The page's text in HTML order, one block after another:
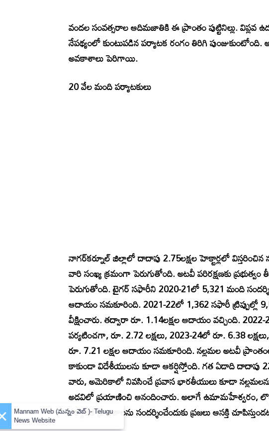
వందల సంవత్సరాల ఆదిమజాతికి ఈ ప్రాంతం పుట్టినిల్లు.
నేపథ్యంలో కుంటుపడిన పర్యాటక రంగం తిరిగి
అవకాశాలు పెరిగాయి.
20 వేల మంది పర్యాటకులు
నాగర్‌కర్నూల్‌ జిల్లాలో దాదాపు 2.75లక్షల హెక్టార్లలో విస్తరించిన
వారి సంఖ్య క్రమంగా పెరుగుతోంది. అటవీ పరిరక్షణకు ప్రభుత్వం
పెరుగుతోంది. టైగర్‌ సఫారీని 2020-21లో 5,321 మంది
ఆదాయం సమకూరింది. 2021-22లో 1,362 సఫారీ ట్రిప్పుల్లో
వీక్షించారు. తద్వారా రూ. 1.14లక్షల ఆదాయం వచ్చింది.
పర్యటించగా, రూ. 2.72 లక్షలు, 2023-24లో రూ. 6.38
రూ. 7.21 లక్షల ఆదాయం సమకూరింది. నల్లమల అటవీ
కాకుండా విదేశీయులను కూడా ఆకర్షిస్తోంది. గత ఏడాది దాదాపు
వారు, అమెరికాలో నివసించే ప్రవాస భారతీయులు కూడా
అడవిలో ప్రయాణించి ఆనందించారు. అలాగే ఉమామహేశ్వరం,
పర్యాటక ప్రాంతాలను సందర్శించేందుకు ప్రజలు ఆసక్తి
×
Mannam Web (మన్నం వెబ్ )- Telugu
News Website